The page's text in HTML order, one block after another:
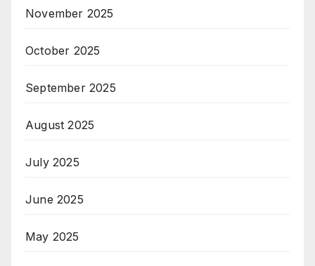
November 2025
October 2025
September 2025
August 2025
July 2025
June 2025
May 2025